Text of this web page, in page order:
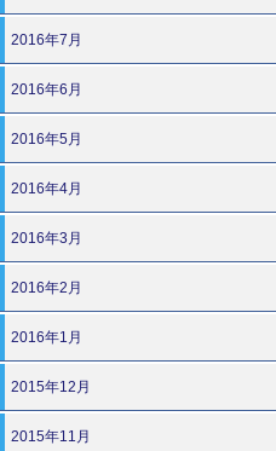
2016年7月
2016年6月
2016年5月
2016年4月
2016年3月
2016年2月
2016年1月
2015年12月
2015年11月